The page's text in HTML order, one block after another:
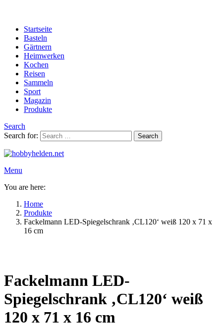
Startseite
Basteln
Gärtnern
Heimwerken
Kochen
Reisen
Sammeln
Sport
Magazin
Produkte
Search
Search for:
Search
Menu
You are here:
Home
Produkte
Fackelmann LED-Spiegelschrank ‚CL120‘ weiß 120 x 71 x
16 cm
Fackelmann LED-
Spiegelschrank ‚CL120‘ weiß
120 x 71 x 16 cm